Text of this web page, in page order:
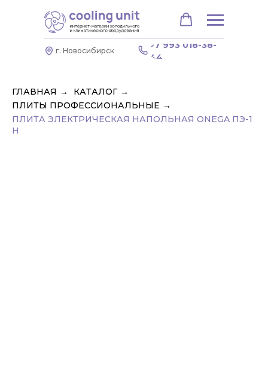
+7 993 018-38-
44
г. Новосибирск
ГЛАВНАЯ → КАТАЛОГ →
ПЛИТЫ ПРОФЕССИОНАЛЬНЫЕ →
ПЛИТА ЭЛЕКТРИЧЕСКАЯ НАПОЛЬНАЯ ONEGA ПЭ-1
Н